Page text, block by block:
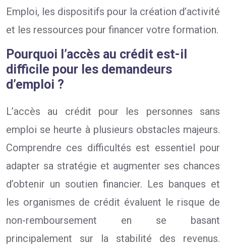
Emploi, les dispositifs pour la création d’activité
et les ressources pour financer votre formation.
Pourquoi l’accès au crédit est-il
difficile pour les demandeurs
d’emploi ?
L’accès au crédit pour les personnes sans
emploi se heurte à plusieurs obstacles majeurs.
Comprendre ces difficultés est essentiel pour
adapter sa stratégie et augmenter ses chances
d’obtenir un soutien financier. Les banques et
les organismes de crédit évaluent le risque de
non-remboursement en se basant
principalement sur la stabilité des revenus.